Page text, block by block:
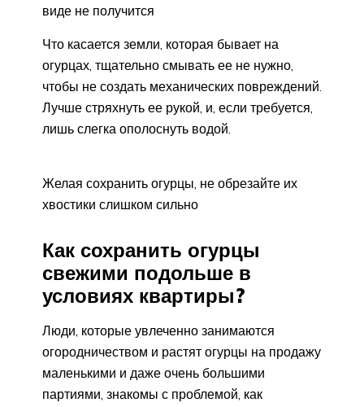
виде не получится
Что касается земли, которая бывает на
огурцах, тщательно смывать ее не нужно,
чтобы не создать механических повреждений.
Лучше стряхнуть ее рукой, и, если требуется,
лишь слегка ополоснуть водой.
Желая сохранить огурцы, не обрезайте их
хвостики слишком сильно
Как сохранить огурцы
свежими подольше в
условиях квартиры?
Люди, которые увлеченно занимаются
огородничеством и растят огурцы на продажу
маленькими и даже очень большими
партиями, знакомы с проблемой, как